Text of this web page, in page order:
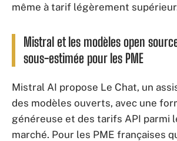
même à tarif légèrement
Mistral et les modèles open
sous-estimée pour les PME
Mistral AI propose Le Chat, un
des modèles ouverts, avec une
généreuse et des tarifs API parmi
marché. Pour les PME françaises